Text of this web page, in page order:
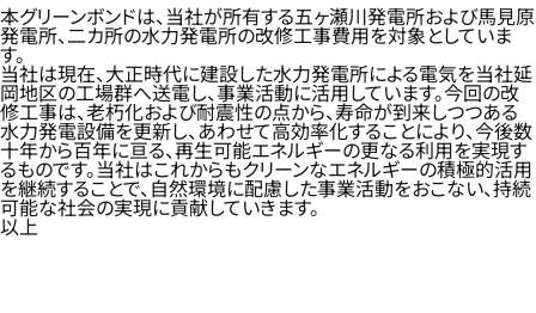
本グリーンボンドは、当社が所有する五ヶ瀬川発電所および馬見原
発電所、二カ所の水力発電所の改修工事費用を対象としていま
す。
当社は現在、大正時代に建設した水力発電所による電気を当社延
岡地区の工場群へ送電し、事業活動に活用しています。今回の改
修工事は、老朽化および耐震性の点から、寿命が到来しつつある
水力発電設備を更新し、あわせて高効率化することにより、今後数
十年から百年に亘る、再生可能エネルギーの更なる利用を実現す
るものです。当社はこれからもクリーンなエネルギーの積極的活用
を継続することで、自然環境に配慮した事業活動をおこない、持続
可能な社会の実現に貢献していきます。
以上